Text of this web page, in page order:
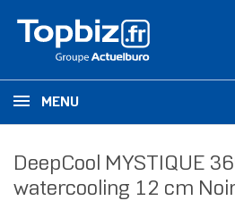
MENU
DeepCool MYSTIQUE
watercooling 12 cm